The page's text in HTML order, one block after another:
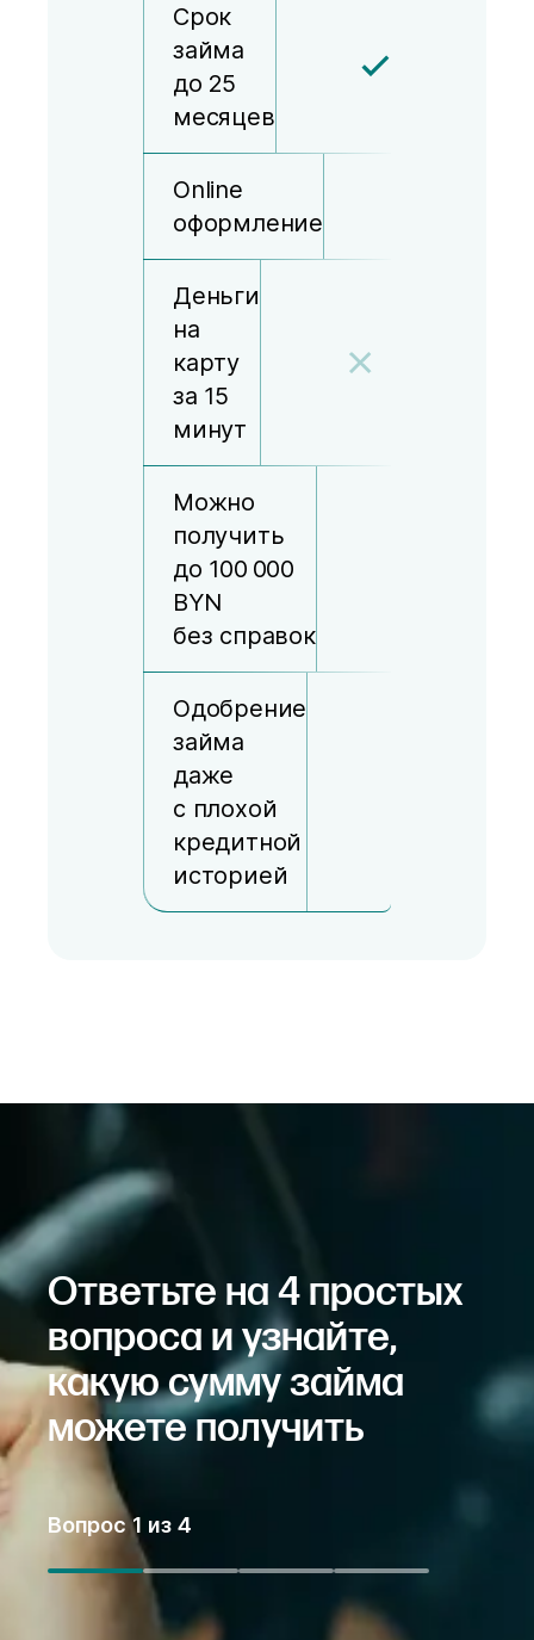
Срок
займа
до 25
месяцев
Online
оформление
Деньги
на
карту
за 15
минут
Можно
получить
до 100 000
BYN
без справок
Одобрение
займа
даже
с плохой
кредитной
историей
Ответьте на 4 простых
вопроса и узнайте,
какую сумму займа
можете получить
Вопрос1 из 4